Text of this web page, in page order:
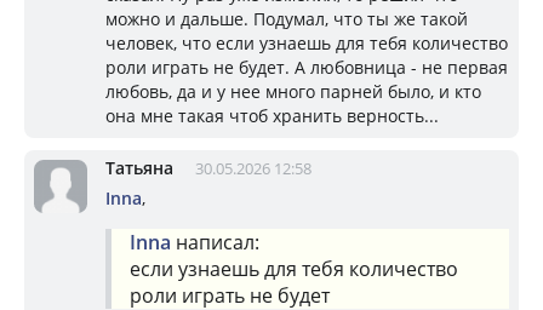
можно и дальше. Подумал, что ты же такой
человек, что если узнаешь для тебя количество
роли играть не будет. А любовница - не первая
любовь, да и у нее много парней было, и кто
она мне такая чтоб хранить верность...
Татьяна 30.05.2026 12:58
Inna,
Inna написал:
если узнаешь для тебя количество
роли играть не будет